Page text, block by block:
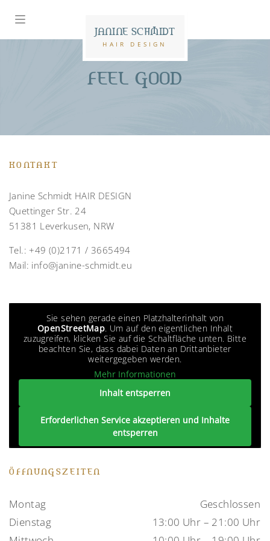
JANINE SCHMIDT
HAIR DESIGN
FEEL GOOD
KONTAKT
Janine Schmidt HAIR DESIGN
Quettinger Str. 24
51381 Leverkusen, NRW
Tel.:+49 (0)2171 / 3665494
Mail: info@janine-schmidt.eu
Sie sehen gerade einen Platzhalterinhalt von
OpenStreetMap. Um auf den eigentlichen Inhalt
zuzugreifen, klicken Sie auf die Schaltfläche unten. Bitte
beachten Sie, dass dabei Daten an Drittanbieter
weitergegeben werden.
Mehr Informationen
Inhalt entsperren
Erforderlichen Service akzeptieren und Inhalte
entsperren
ÖFFNUNGSZEITEN
Montag
Geschlossen
Dienstag
13:00 Uhr – 21:00 Uhr